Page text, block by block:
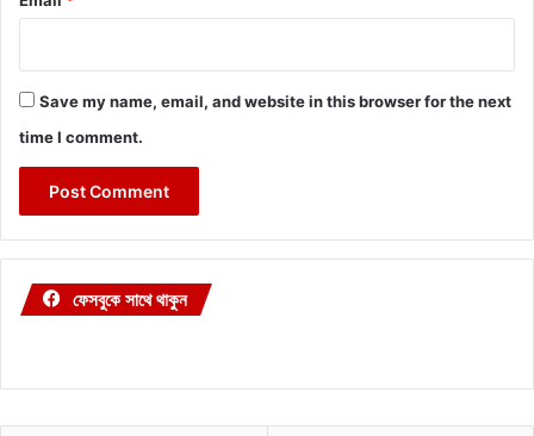
Save my name, email, and website in this browser for the next
time I comment.
ফেসবুকে সাথে থাকুন